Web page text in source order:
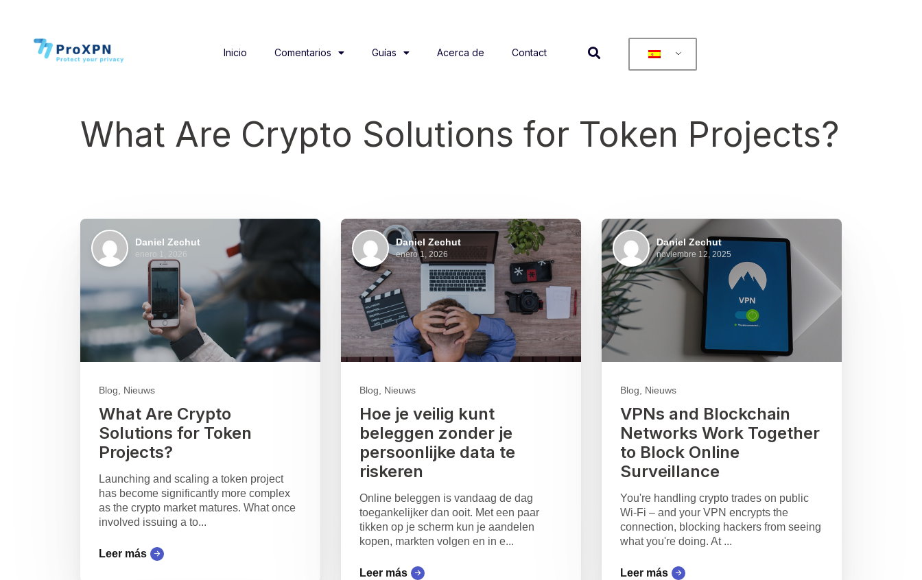
Inicio Comentarios Guías Acerca de Contact
What Are Crypto Solutions for Token Projects?
Daniel Zechut
enero 1, 2026
Blog, Nieuws
What Are Crypto
Solutions for Token
Projects?
Launching and scaling a token project
has become significantly more complex
as the crypto market matures. What once
involved issuing a to...
Leer más
Daniel Zechut
enero 1, 2026
Blog, Nieuws
Hoe je veilig kunt
beleggen zonder je
persoonlijke data te
riskeren
Online beleggen is vandaag de dag
toegankelijker dan ooit. Met een paar
tikken op je scherm kun je aandelen
kopen, markten volgen en in e...
Leer más
Daniel Zechut
noviembre 12, 2025
Blog, Nieuws
VPNs and Blockchain
Networks Work Together
to Block Online
Surveillance
You're handling crypto trades on public
Wi-Fi – and your VPN encrypts the
connection, blocking hackers from seeing
what you're doing. At ...
Leer más